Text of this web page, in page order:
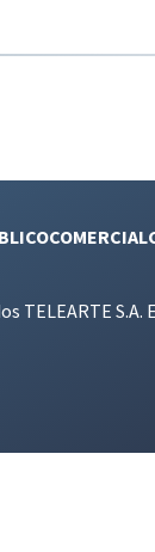
COMERCIAL
TELEARTE S.A.